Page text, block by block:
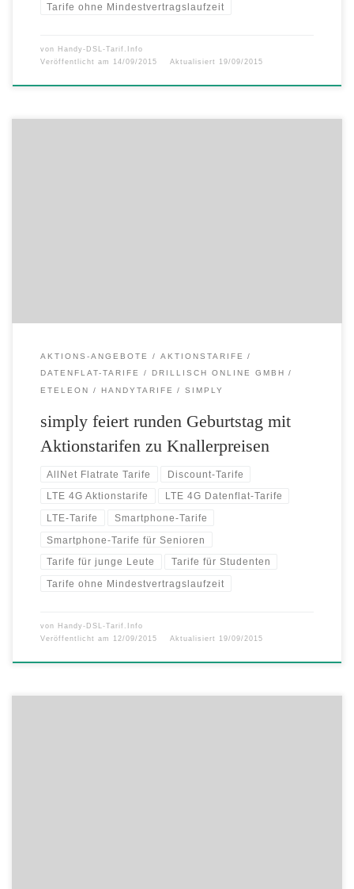
Tarife ohne Mindestvertragslaufzeit
von Handy-DSL-Tarif.Info
Veröffentlicht am
14/09/2015 Aktualisiert 19/09/2015
AKTIONS-ANGEBOTE
AKTIONSTARIFE
DATENFLAT-TARIFE
DRILLISCH ONLINE GMBH
ETELEON
HANDYTARIFE SIMPLY
simply feiert runden Geburtstag mit
Aktionstarifen zu Knallerpreisen
AllNet Flatrate Tarife Discount-Tarife
LTE 4G Aktionstarife LTE 4G Datenflat-Tarife
LTE-Tarife Smartphone-Tarife
Smartphone-Tarife für Senioren
Tarife für junge Leute Tarife für Studenten
Tarife ohne Mindestvertragslaufzeit
von Handy-DSL-Tarif.Info
Veröffentlicht am
12/09/2015 Aktualisiert 19/09/2015